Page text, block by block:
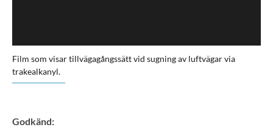
Film som visar tillvägagångssätt vid sugning av luftvägar via
trakealkanyl.
Godkänd: